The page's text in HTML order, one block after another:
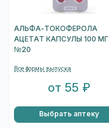
АЛЬФА-ТОКОФЕРОЛА
АЦЕТАТ КАПСУЛЫ 100 МГ
№20
Все формы выпуска
от 55 ₽
Выбрать аптеку